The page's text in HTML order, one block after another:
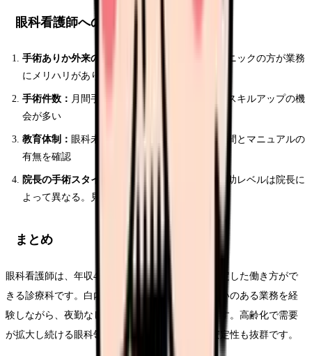
眼科看護師への転職方法と注意点
手術ありか外来のみか：
日帰り手術を行うクリニックの方が業務
にメリハリがあり、年収も高め
手術件数： 月間手術件数が多いクリニックほどスキルアップの機
会が多い
教育体制： 眼科未経験の場合、入職後の研修期間とマニュアルの
有無を確認
院長の手術スタイル：
手術のテンポや求める介助レベルは院長に
よって異なる。見学で確認すべき
まとめ
眼科看護師は、年収420〜480万円で日勤中心の安定した働き方がで
きる診療科です。白内障手術の介助というやりがいのある業務を経
験しながら、夜勤なしで規則正しい生活を送れます。高齢化で需要
が拡大し続ける眼科領域は、長期的なキャリア安定性も抜群です。